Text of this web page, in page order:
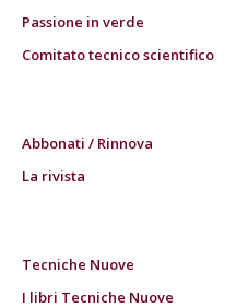
Passione in verde
Comitato tecnico scientifico
Abbonati / Rinnova
La rivista
Tecniche Nuove
I libri Tecniche Nuove